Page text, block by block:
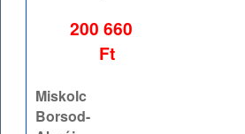
200 660
Ft
Miskolc
Borsod-